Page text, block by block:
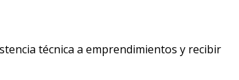
técnica a emprendimientos y recibir